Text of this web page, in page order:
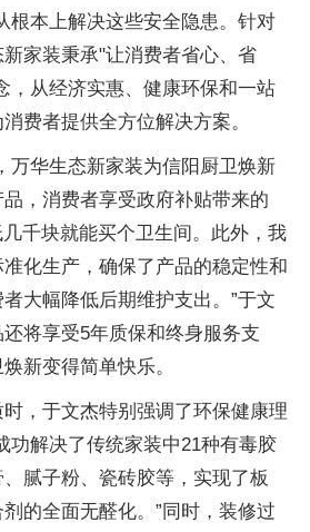
根本上解决这些安全隐患。针对
家装秉承"让消费者省心、省
，从经济实惠、健康环保和一站
费者提供全方位解决方案。
万华生态新家装为信阳厨卫焕新
，消费者享受政府补贴带来的
千块就能买个卫生间。此外，我
化生产，确保了产品的稳定性和
大幅降低后期维护支出。”于文
将享受5年质保和终身服务支
新变得简单快乐。
，于文杰特别强调了环保健康理
功解决了传统家装中21种有毒胶
腻子粉、瓷砖胶等，实现了板
的全面无醛化。”同时，装修过